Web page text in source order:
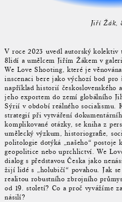
Jiří Žák
V roce 2023 uvedl autorský kolektiv
8lidí a umělcem Jiřím Žákem v
We Love Shooting, které je
inscenaci bere jako výchozí bod pro
například historií československého
jeho exportem do zemí globálního
Sýrií v období reálného socialismu.
strategií při vytváření
komplikované otázky, se kniha z
umělecký výzkum, historiografie,
politologie dotýká „našeho“
geopolitice nebo uprchlictví. We
dialog s představou Česka jako
žijí lidé s „holubičí“ povahou. Jak
realitou robustního zbrojního
od 19. století? Co a proč vyvážíme
násilí?